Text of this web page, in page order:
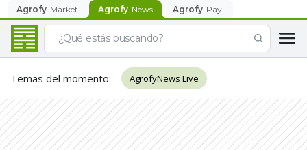
Agrofy Market Agrofy News Agrofy Pay
Temas del momento: AgrofyNews Live